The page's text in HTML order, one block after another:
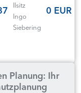
Ilsitz
Ingo
Siebering
0 EUR
Planung: Ihr